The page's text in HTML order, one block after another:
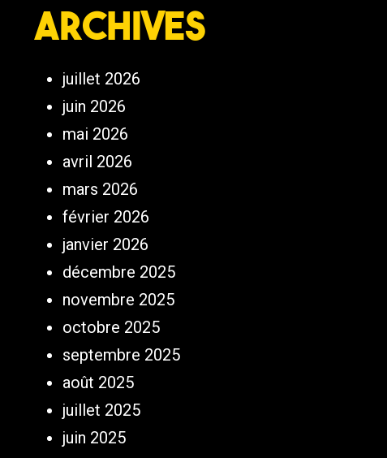
Archives
juillet 2026
juin 2026
mai 2026
avril 2026
mars 2026
février 2026
janvier 2026
décembre 2025
novembre 2025
octobre 2025
septembre 2025
août 2025
juillet 2025
juin 2025